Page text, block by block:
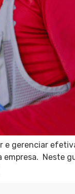
e gerenciar
Neste